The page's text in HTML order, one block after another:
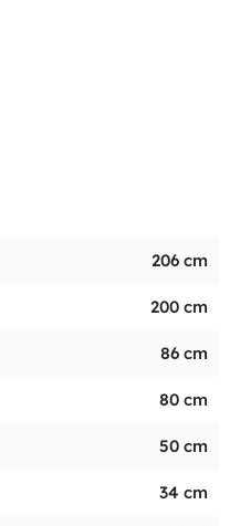
206 cm
200 cm
86 cm
80 cm
50 cm
34 cm